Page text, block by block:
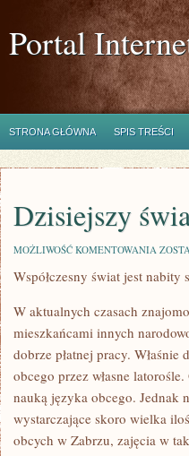
Portal
STRONA GŁÓWNA SPIS TREŚCI
Dzisiejszy
MOŻLIWOŚĆ KOMENTOWANIA
JEST
NABITY
Współczesny świat jest
W aktualnych czasach
mieszkańcami innych
dobrze płatnej pracy.
obcego przez własne
nauką języka obcego. Jednak
wystarczające skoro wielka
obcych w Zabrzu, zajęcia w